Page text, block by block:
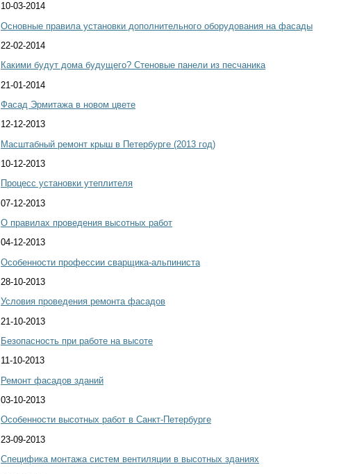
10-03-2014
Основные правила установки дополнительного оборудования на фасады
22-02-2014
Какими будут дома будущего? Стеновые панели из песчаника
21-01-2014
Фасад Эрмитажа в новом цвете
12-12-2013
Масштабный ремонт крыш в Петербурге (2013 год)
10-12-2013
Процесс установки утеплителя
07-12-2013
О правилах проведения высотных работ
04-12-2013
Особенности профессии сварщика-альпиниста
28-10-2013
Условия проведения ремонта фасадов
21-10-2013
Безопасность при работе на высоте
11-10-2013
Ремонт фасадов зданий
03-10-2013
Особенности высотных работ в Санкт-Петербурге
23-09-2013
Специфика монтажа систем вентиляции в высотных зданиях